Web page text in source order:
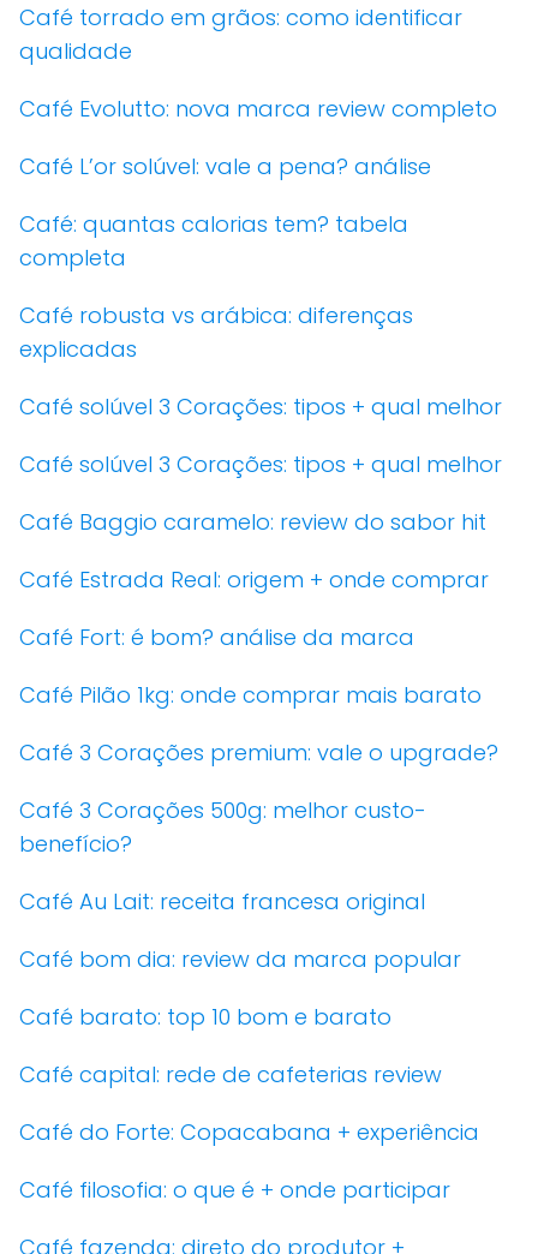
Café torrado em grãos: como identificar
qualidade
Café Evolutto: nova marca review completo
Café L’or solúvel: vale a pena? análise
Café: quantas calorias tem? tabela
completa
Café robusta vs arábica: diferenças
explicadas
Café solúvel 3 Corações: tipos + qual melhor
Café solúvel 3 Corações: tipos + qual melhor
Café Baggio caramelo: review do sabor hit
Café Estrada Real: origem + onde comprar
Café Fort: é bom? análise da marca
Café Pilão 1kg: onde comprar mais barato
Café 3 Corações premium: vale o upgrade?
Café 3 Corações 500g: melhor custo-
benefício?
Café Au Lait: receita francesa original
Café bom dia: review da marca popular
Café barato: top 10 bom e barato
Café capital: rede de cafeterias review
Café do Forte: Copacabana + experiência
Café filosofia: o que é + onde participar
Café fazenda: direto do produtor +